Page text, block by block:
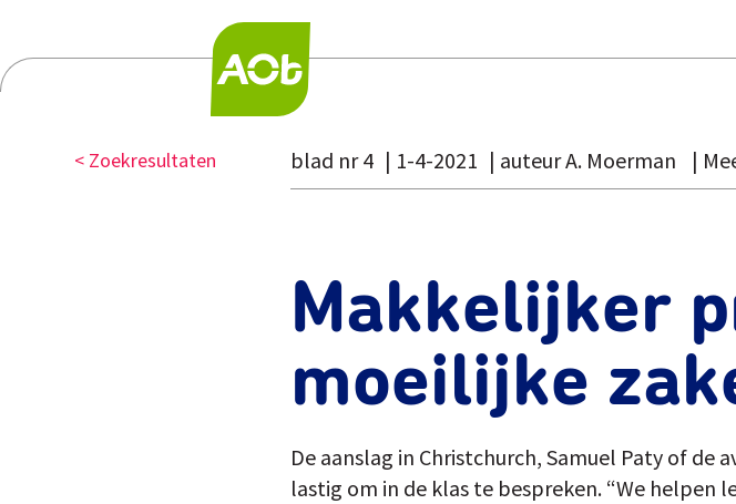
< Zoekresultaten blad nr 4 1-4-2021 auteur A. Moerman
Makkelijker
moeilijke
De aanslag in Christchurch, Samuel Paty of
lastig om in de klas te bespreken. “We helpen